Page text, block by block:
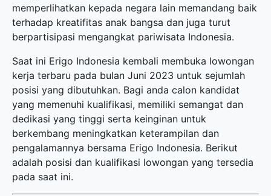
memperlihatkan kepada negara lain memandang baik
terhadap kreatifitas anak bangsa dan juga turut
berpartisipasi mengangkat pariwisata Indonesia.
Saat ini Erigo Indonesia kembali membuka lowongan
kerja terbaru pada bulan Juni 2023 untuk sejumlah
posisi yang dibutuhkan. Bagi anda calon kandidat
yang memenuhi kualifikasi, memiliki semangat dan
dedikasi yang tinggi serta keinginan untuk
berkembang meningkatkan keterampilan dan
pengalamannya bersama Erigo Indonesia. Berikut
adalah posisi dan kualifikasi lowongan yang tersedia
pada saat ini.